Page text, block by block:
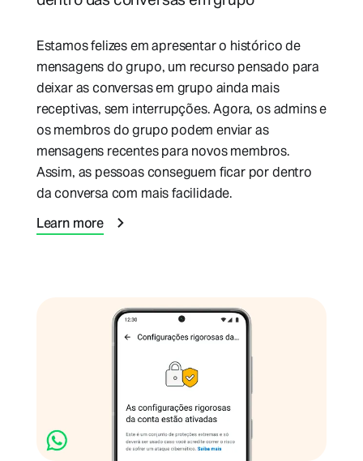
Estamos felizes em apresentar o histórico de
mensagens do grupo, um recurso pensado para
deixar as conversas em grupo ainda mais
receptivas, sem interrupções. Agora, os admins e
os membros do grupo podem enviar as
mensagens recentes para novos membros.
Assim, as pessoas conseguem ficar por dentro
da conversa com mais facilidade.
Learn more